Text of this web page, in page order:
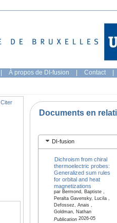
| À propos de DI-fusion | Contact |
Citer
Documents en
DI-fusion
Dichroism from chiral
thermoelectric probes:
Generalized sum rules
for orbital and heat
magnetizations
par Bermond, Baptiste ,
Peralta Gavensky, Lucila ,
Defossez, Anais ,
Goldman, Nathan
Publication2026-05